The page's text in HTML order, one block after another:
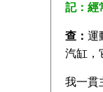
記：經
查： 運
汽缸，
我一貫